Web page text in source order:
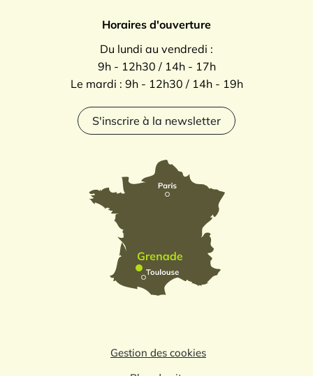
Horaires d'ouverture
Du lundi au vendredi :
9h - 12h30 / 14h - 17h
Le mardi : 9h - 12h30 / 14h - 19h
S'inscrire à la newsletter
Gestion des cookies